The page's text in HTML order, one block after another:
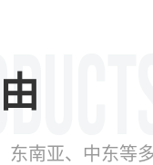
东南亚、中东等